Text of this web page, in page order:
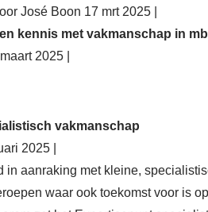
José Boon 17 mrt 2025 |
kennis met vakmanschap in
2025 |
vakmanschap
2025 |
in aanraking met kleine,
waar ook toekomst voor is